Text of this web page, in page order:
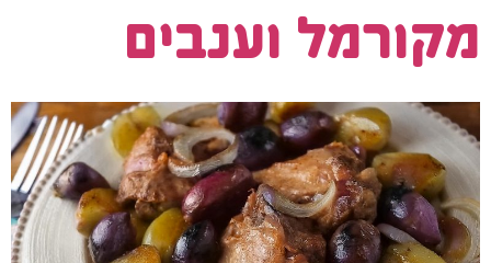
מקורמל וענבים